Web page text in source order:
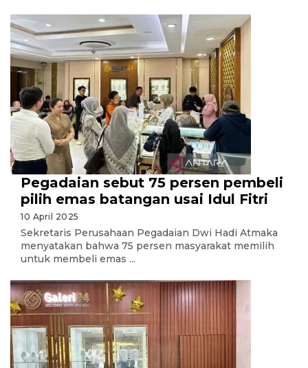
Pegadaian sebut 75 persen pembeli
pilih emas batangan usai Idul Fitri
10 April 2025
Sekretaris Perusahaan Pegadaian Dwi Hadi Atmaka
menyatakan bahwa 75 persen masyarakat memilih
untuk membeli emas ...